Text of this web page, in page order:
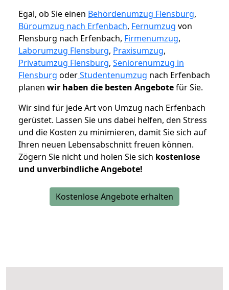
Egal, ob Sie einen Behördenumzug Flensburg,
Büroumzug nach Erfenbach, Fernumzug von
Flensburg nach Erfenbach, Firmenumzug,
Laborumzug Flensburg, Praxisumzug,
Privatumzug Flensburg, Seniorenumzug in
Flensburg oderStudentenumzug nach Erfenbach
planen wir haben die besten Angebotefür Sie.
Wir sind für jede Art von Umzug nach Erfenbach
gerüstet. Lassen Sie uns dabei helfen, den Stress
und die Kosten zu minimieren, damit Sie sich auf
Ihren neuen Lebensabschnitt freuen können.
Zögern Sie nicht und holen Sie sich kostenlose
und unverbindliche Angebote!
Kostenlose Angebote erhalten